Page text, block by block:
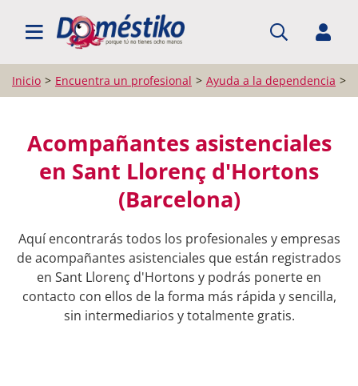
BUSCAR PROFESIONALES
Inicio Encuentra un profesional Ayuda a la dependencia
Acompañantes asistenciales
en Sant Llorenç d'Hortons
(Barcelona)
Aquí encontrarás todos los profesionales y empresas
de acompañantes asistenciales que están registrados
en Sant Llorenç d'Hortons y podrás ponerte en
contacto con ellos de la forma más rápida y sencilla,
sin intermediarios y totalmente gratis.